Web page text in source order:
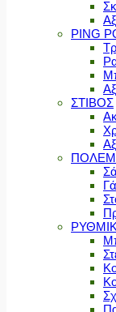
PING
ΣΤΙΒΟΣ